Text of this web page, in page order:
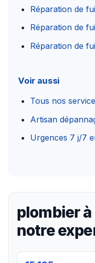
Réparation de
Réparation de
Réparation de
Voir aussi
Tous nos
Artisan
Urgences 7 j/7
plombier
notre